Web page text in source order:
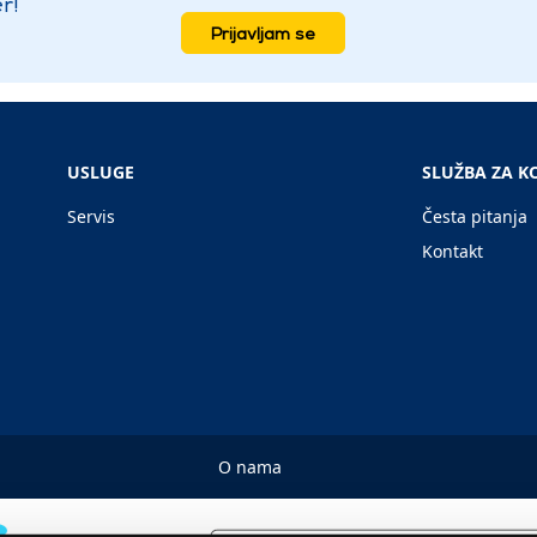
Prijavljam se
USLUGE
Servis
SLUŽBA ZA
Česta pitanja
Kontakt
O nama